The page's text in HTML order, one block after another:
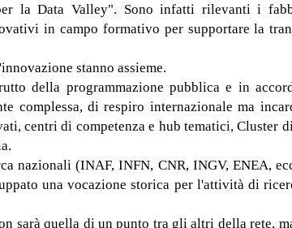
la Data Valley". Sono infatti rilevanti i
in campo formativo per supportare la
stanno assieme.
della programmazione pubblica e in
complessa, di respiro internazionale ma
centri di competenza e hub tematici, Cluster
nazionali (INAF, INFN, CNR, INGV, ENEA,
una vocazione storica per l'attività di
sarà quella di un punto tra gli altri della rete,